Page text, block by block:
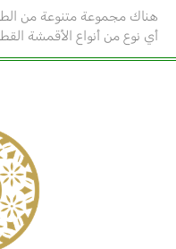
هناك مجموعة متنوعة من
أي نوع من أنواع الأقمشة